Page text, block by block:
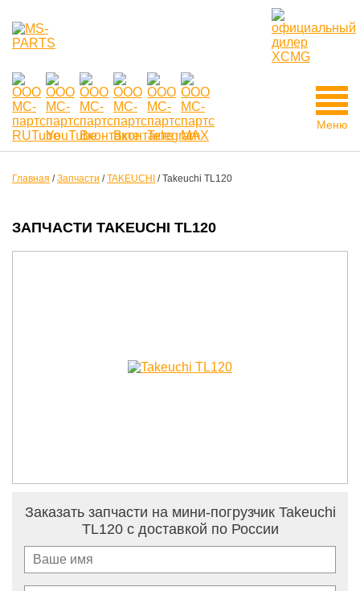
Меню
Главная /Запчасти /TAKEUCHI /Takeuchi TL120
ЗАПЧАСТИ TAKEUCHI TL120
Заказать запчасти на мини-погрузчик Takeuchi
TL120 с доставкой по России